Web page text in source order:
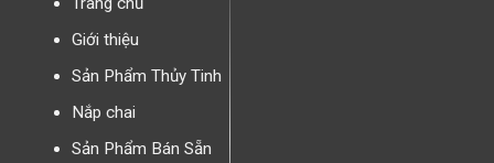
Giới thiệu
Sản Phẩm Thủy Tinh
Nắp chai
Sản Phẩm Bán Sẵn